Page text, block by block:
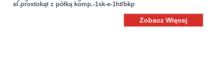
el.prostokąt z półką komp.-1sk-e-1ht/bkp
Zobacz Więcej